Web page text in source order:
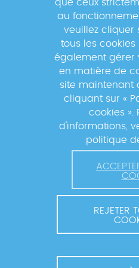
En s'inscrivant à la
traitées par la Fondation
informations sur nos
événements à venir. Pour
lire notrePolitique
que ceux
au
veuillez cliquer
tous les cookies
également gérer
en matière de
site maintenant
cliquant sur «
cookies ».
d'informations,
politique
REJETER